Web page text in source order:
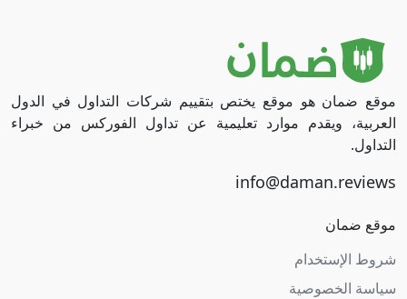
موقع ضمان هو موقع يختص بتقييم شركات التداول في الدول
العربية، ويقدم موارد تعليمية عن تداول الفوركس من خبراء
التداول.
موقع ضمان
شروط الإستخدام
سياسة الخصوصية